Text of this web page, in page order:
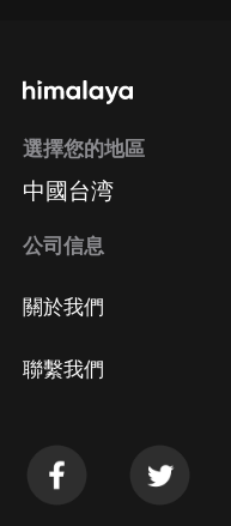
選擇您的地區
中國台湾
公司信息
關於我們
聯繫我們